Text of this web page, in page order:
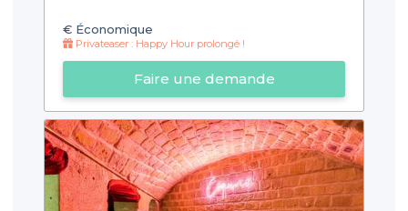
€ Économique
Privateaser : Happy Hour prolongé !
Faire une demande